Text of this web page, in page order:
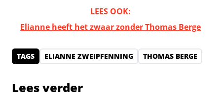
LEES OOK:
Elianne heeft het zwaar zonder Thomas Berge
TAGS ELIANNE ZWEIPFENNING THOMAS BERGE
Lees verder